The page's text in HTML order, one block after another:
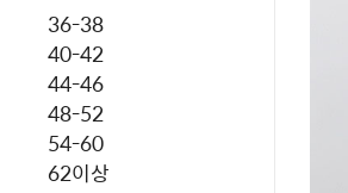
36-38
40-42
44-46
48-52
54-60
62이상